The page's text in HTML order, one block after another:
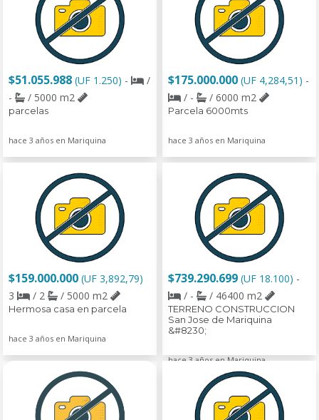
$51.055.988 (UF 1.250) -
/
-
/ 5000 m2
parcelas
hace 3 años en Mariquina
$175.000.000 (UF 4,284,51) -
/ -
/ 6000 m2
Parcela 6000mts
hace 3 años en Mariquina
$159.000.000 (UF 3,892,79)
3
/ 2 / 5000 m2
Hermosa casa en parcela
hace 3 años en Mariquina
$739.290.699 (UF 18.100) -
/ -
/ 46400 m2
TERRENO CONSTRUCCION
San Jose de Mariquina
&#8230;
hace 3 años en Mariquina